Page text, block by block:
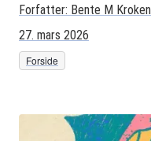
Forfatter: Bente M Kroken
27. mars 2026
Forside